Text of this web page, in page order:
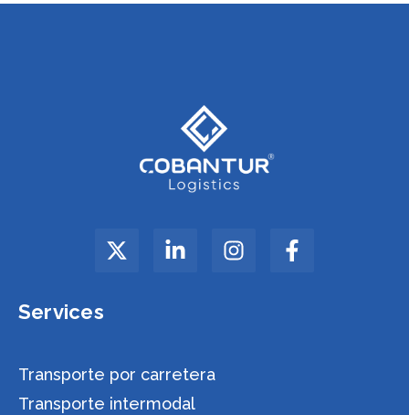
Services
Transporte por carretera
Transporte intermodal